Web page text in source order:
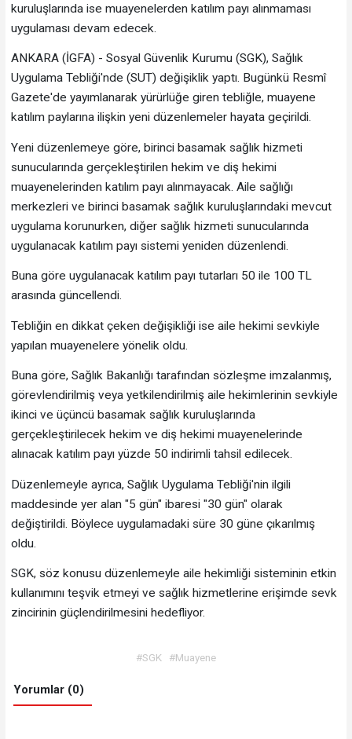
kuruluşlarında ise muayenelerden katılım payı alınmaması
uygulaması devam edecek.
ANKARA (İGFA) - Sosyal Güvenlik Kurumu (SGK), Sağlık
Uygulama Tebliği'nde (SUT) değişiklik yaptı. Bugünkü Resmî
Gazete'de yayımlanarak yürürlüğe giren tebliğle, muayene
katılım paylarına ilişkin yeni düzenlemeler hayata geçirildi.
Yeni düzenlemeye göre, birinci basamak sağlık hizmeti
sunucularında gerçekleştirilen hekim ve diş hekimi
muayenelerinden katılım payı alınmayacak. Aile sağlığı
merkezleri ve birinci basamak sağlık kuruluşlarındaki mevcut
uygulama korunurken, diğer sağlık hizmeti sunucularında
uygulanacak katılım payı sistemi yeniden düzenlendi.
Buna göre uygulanacak katılım payı tutarları 50 ile 100 TL
arasında güncellendi.
Tebliğin en dikkat çeken değişikliği ise aile hekimi sevkiyle
yapılan muayenelere yönelik oldu.
Buna göre, Sağlık Bakanlığı tarafından sözleşme imzalanmış,
görevlendirilmiş veya yetkilendirilmiş aile hekimlerinin sevkiyle
ikinci ve üçüncü basamak sağlık kuruluşlarında
gerçekleştirilecek hekim ve diş hekimi muayenelerinde
alınacak katılım payı yüzde 50 indirimli tahsil edilecek.
Düzenlemeyle ayrıca, Sağlık Uygulama Tebliği'nin ilgili
maddesinde yer alan "5 gün" ibaresi "30 gün" olarak
değiştirildi. Böylece uygulamadaki süre 30 güne çıkarılmış
oldu.
SGK, söz konusu düzenlemeyle aile hekimliği sisteminin etkin
kullanımını teşvik etmeyi ve sağlık hizmetlerine erişimde sevk
zincirinin güçlendirilmesini hedefliyor.
#SGK #Muayene
Yorumlar (0)